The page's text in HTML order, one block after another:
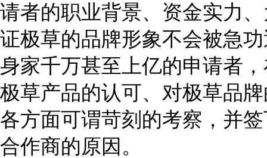
请者的职业背景、资金实力
证极草的品牌形象不会被急
身家千万甚至上亿的申请者
极草产品的认可、对极草品
各方面可谓苛刻的考察，并
合作商的原因。